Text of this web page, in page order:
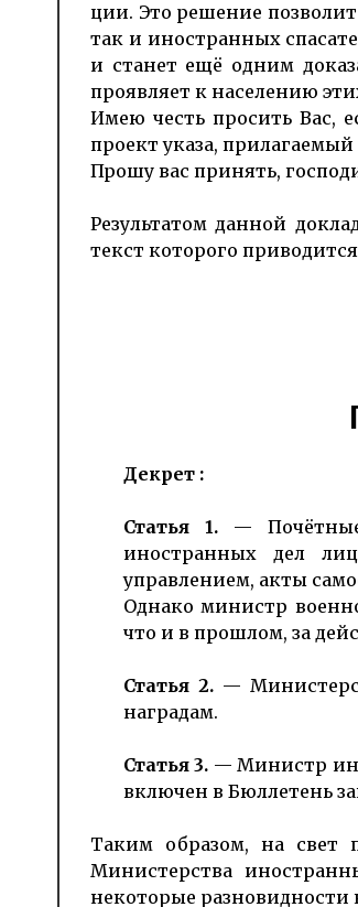
ции. Это решение
так и иностранных
и станет ещё одним
про­яв­ляет к населению
Имею честь просить Вас,
проект указа,
Прошу вас принять,
Результатом данной
текст которого
Декрет :
Статья 1.— Почётные
иностранных дел
управлением, акты
Однако министр
что и в прошлом, за
Статья 2. —
наградам.
Статья 3. — Министр
включен в Бюллетень
Таким образом, на свет
Министерства
некоторые